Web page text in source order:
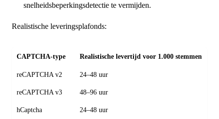
snelheidsbeperkingsdetectie te vermijden.
Realistische leveringsplafonds:
CAPTCHA-type Realistische levertijd voor 1.000 stemmen
reCAPTCHA v2 24–48 uur
reCAPTCHA v3 48–96 uur
hCaptcha 24–48 uur